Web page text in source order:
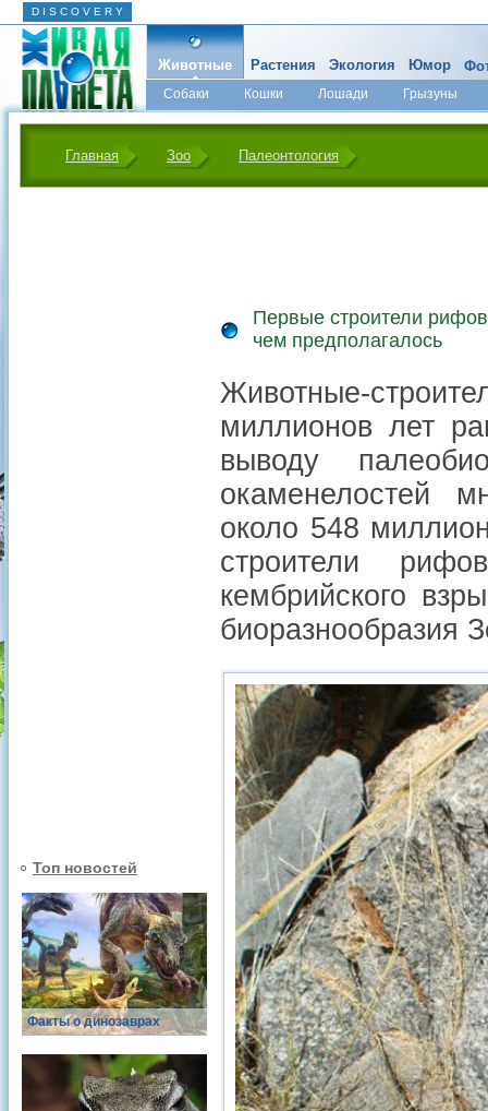
D I S C O V E R Y
Животные
Собаки Кошки Лошади
Грызуны
Микромир
Растения Экология Юмор
Главная Зоо Палеонтология
Топ новостей
Факты о динозаврах
Первые строители
чем предполагалось
Животные-
миллионов лет
выводу
окаменелостей
около 548
строители
кембрийского
биоразнообразия